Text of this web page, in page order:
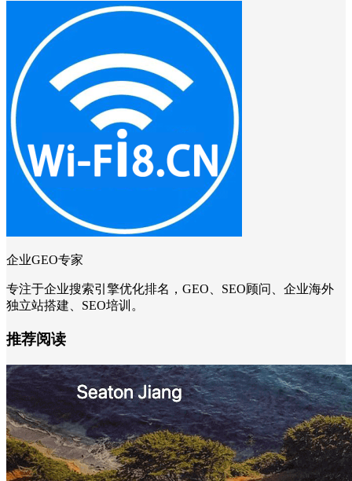
企业GEO专家
专注于企业搜索引擎优化排名，GEO、SEO顾问、企业海外
独立站搭建、SEO培训。
推荐阅读